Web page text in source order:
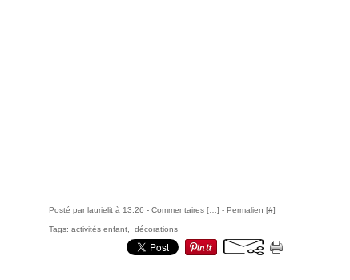
Posté par laurielit à 13:26 - Commentaires [ ] - Permalien [#]
Tags: activités enfant décorations